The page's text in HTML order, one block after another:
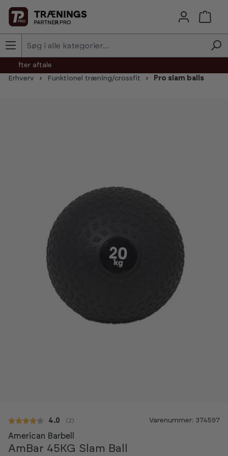
Skip to main content
efter aftale
Erhverv
Funktionel træning/crossfit Pro slam balls
Gennemsnitlig vurdering:
4.0 ( stemmer:
2 ) Varenummer: 374597
American Barbell
AmBar 45KG Slam Ball